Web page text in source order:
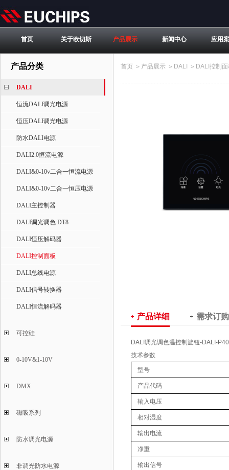
首页 关于欧切斯 产品展示 新闻中心 应用
产品分类
DALI
恒流DALI调光电源
恒压DALI调光电源
防水DALI电源
DALI2.0恒流电源
DALI&0-10v二合一恒流电源
DALI&0-10v二合一恒压电源
DALI主控制器
DALI调光调色 DT8
DALI恒压解码器
DALI控制面板
DALI总线电源
DALI信号转换器
DALI恒流解码器
可控硅
0-10V&1-10V
DMX
磁吸系列
防水调光电源
非调光防水电源
首页 > 产品展示 > DALI > DALI控制
产品详细 需求订购
DALI调光调色温控制旋钮-DALI-
技术参数
型号
产品代码
输入电压
相对湿度
输出电流
净重
输出信号